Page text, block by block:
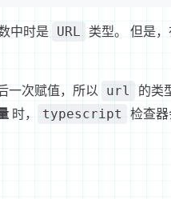
中时是 URL 类型。 但是，
一次赋值，所以 url 的类
时， typescript 检查器